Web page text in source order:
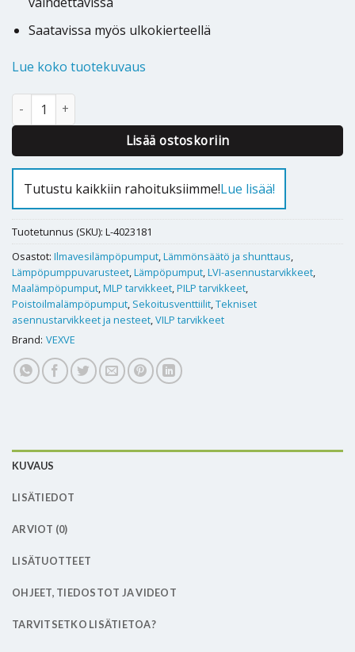
Saatavissa myös ulkokierteellä
Lue koko tuotekuvaus
Sekoitusventtiili Vexve AMV3 DN20 kv 4 sisäkierre 3/4” määrä
Lisää ostoskoriin
Alternative:
Tutustu kaikkiin rahoituksiimme!Lue lisää!
Tuotetunnus (SKU): L-4023181
Osastot: Ilmavesilämpöpumput,Lämmönsäätö ja shunttaus,
Lämpöpumppuvarusteet,Lämpöpumput,LVI-asennustarvikkeet,
Maalämpöpumput,MLP tarvikkeet,PILP tarvikkeet,
Poistoilmalämpöpumput, Sekoitusventtiilit,Tekniset
asennustarvikkeet ja nesteet,VILP tarvikkeet
Brand: VEXVE
KUVAUS
LISÄTIEDOT
ARVIOT (0)
LISÄTUOTTEET
OHJEET, TIEDOSTOT JA VIDEOT
TARVITSETKO LISÄTIETOA?